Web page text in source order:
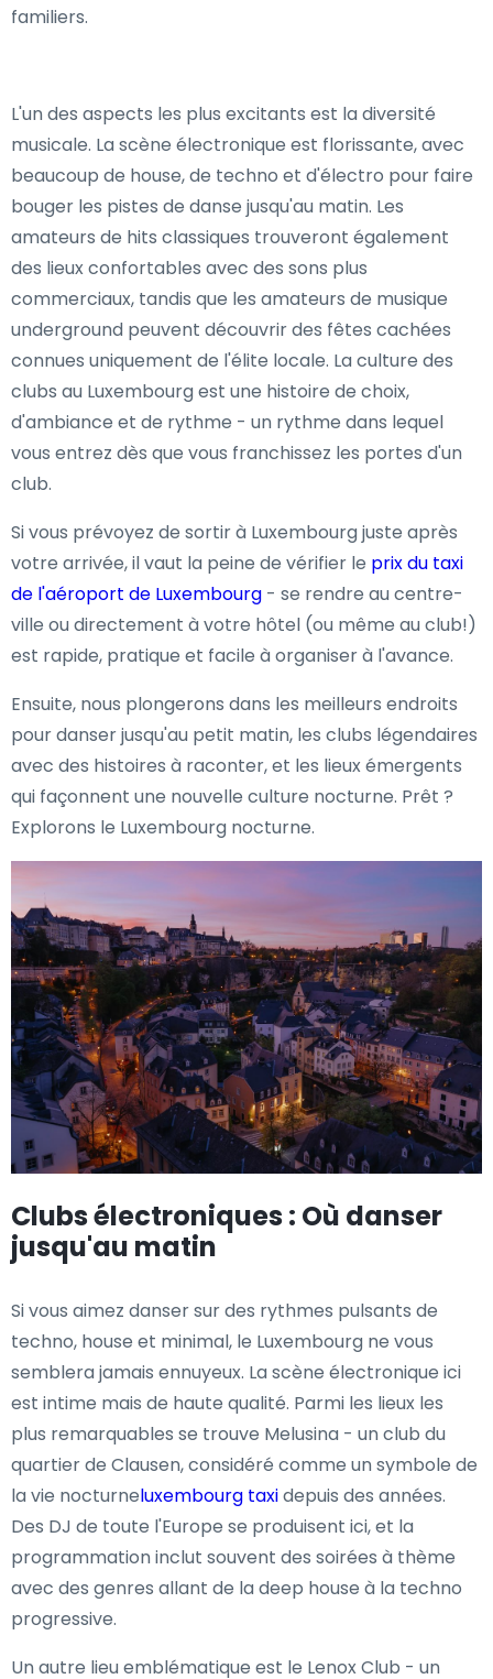
familiers.
L'un des aspects les plus excitants est la diversité
musicale. La scène électronique est florissante, avec
beaucoup de house, de techno et d'électro pour faire
bouger les pistes de danse jusqu'au matin. Les
amateurs de hits classiques trouveront également
des lieux confortables avec des sons plus
commerciaux, tandis que les amateurs de musique
underground peuvent découvrir des fêtes cachées
connues uniquement de l'élite locale. La culture des
clubs au Luxembourg est une histoire de choix,
d'ambiance et de rythme - un rythme dans lequel
vous entrez dès que vous franchissez les portes d'un
club.
Si vous prévoyez de sortir à Luxembourg juste après
votre arrivée, il vaut la peine de vérifier le prix du taxi
de l'aéroport de Luxembourg - se rendre au centre-
ville ou directement à votre hôtel (ou même au club!)
est rapide, pratique et facile à organiser à l'avance.
Ensuite, nous plongerons dans les meilleurs endroits
pour danser jusqu'au petit matin, les clubs légendaires
avec des histoires à raconter, et les lieux émergents
qui façonnent une nouvelle culture nocturne. Prêt ?
Explorons le Luxembourg nocturne.
Clubs électroniques : Où danser
jusqu'au matin
Si vous aimez danser sur des rythmes pulsants de
techno, house et minimal, le Luxembourg ne vous
semblera jamais ennuyeux. La scène électronique ici
est intime mais de haute qualité. Parmi les lieux les
plus remarquables se trouve Melusina - un club du
quartier de Clausen, considéré comme un symbole de
la vie nocturneluxembourg taxidepuis des années.
Des DJ de toute l'Europe se produisent ici, et la
programmation inclut souvent des soirées à thème
avec des genres allant de la deep house à la techno
progressive.
Un autre lieu emblématique est le Lenox Club - un